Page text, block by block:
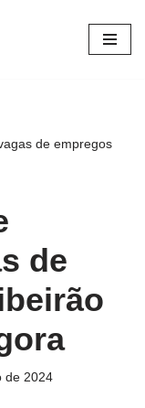
de empregos
de
de 2024